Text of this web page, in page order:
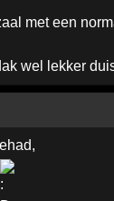
met een
wel lekker